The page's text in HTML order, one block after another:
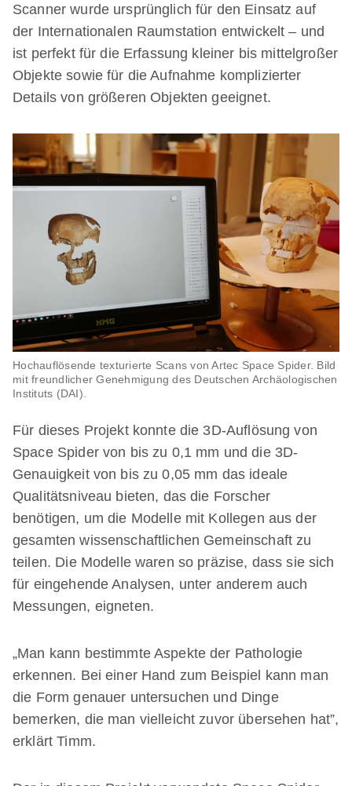
Scanner wurde ursprünglich für den Einsatz auf
der Internationalen Raumstation entwickelt – und
ist perfekt für die Erfassung kleiner bis mittelgroßer
Objekte sowie für die Aufnahme komplizierter
Details von größeren Objekten geeignet.
Hochauflösende texturierte Scans von Artec Space Spider. Bild
mit freundlicher Genehmigung des Deutschen Archäologischen
Instituts (DAI).
Für dieses Projekt konnte die 3D-Auflösung von
Space Spider von bis zu 0,1 mm und die 3D-
Genauigkeit von bis zu 0,05 mm das ideale
Qualitätsniveau bieten, das die Forscher
benötigen, um die Modelle mit Kollegen aus der
gesamten wissenschaftlichen Gemeinschaft zu
teilen. Die Modelle waren so präzise, dass sie sich
für eingehende Analysen, unter anderem auch
Messungen, eigneten.
„Man kann bestimmte Aspekte der Pathologie
erkennen. Bei einer Hand zum Beispiel kann man
die Form genauer untersuchen und Dinge
bemerken, die man vielleicht zuvor übersehen hat”,
erklärt Timm.